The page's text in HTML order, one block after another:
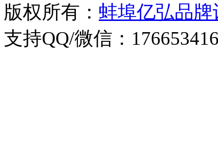
版权所有： 蚌埠亿弘品
支持QQ/微信：